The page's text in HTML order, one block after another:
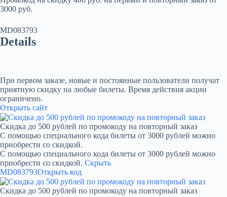
3000 руб.
MD083793
Details
При первом заказе, новые и постоянные пользователи получат
приятную скидку на любые билеты. Время действия акции
ограничено.
Открыть сайт
Скидка до 500 рублей по промокоду на повторный заказ
С помощью специального кода билеты от 3000 рублей можно
приобрести со скидкой.
С помощью специального кода билеты от 3000 рублей можно
приобрести со скидкой. Скрыть
MD083793Открыть код
Скидка до 500 рублей по промокоду на повторный заказ